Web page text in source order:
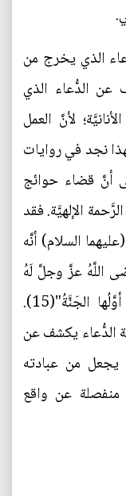
الذي يخرج من
الدُّعاء الذي
لأنَّ العمل
نجد في روايات
أنَّ قضاء حوائج
الإلهيَّة. فقد
السلام) أنَّه
اللَّهُ عزَّ وجلَّ لَهُ
يَومَ القِيامَةِ مِائةَ ألفِ حاجَةٍ مِن ذلكَ، أوَّلُها الجَنَّةُ"(15).
الدُّعاء يكشف عن
يجعل من عبادته
منفصلة عن واقع